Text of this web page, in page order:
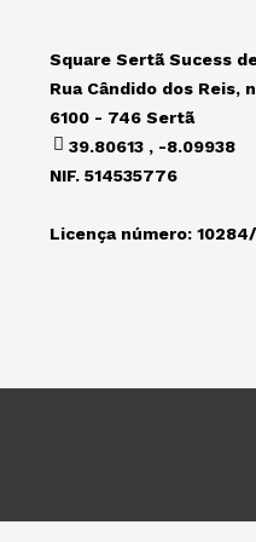
Square Sertã Sucess
Rua Cândido dos Reis,
6100 - 746 Sertã
39.80613 , -8.09938
NIF. 514535776
Licença número: 10284/